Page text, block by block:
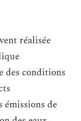
réalisée
des conditions
émissions de